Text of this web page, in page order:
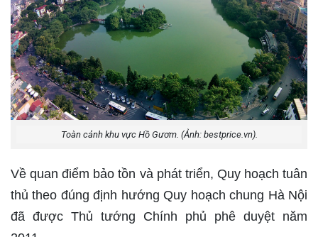
Toàn cảnh khu vực Hồ Gươm. (Ảnh: bestprice.vn).
Về quan điểm bảo tồn và phát triển, Quy hoạch tuân
thủ theo đúng định hướng Quy hoạch chung Hà Nội
đã được Thủ tướng Chính phủ phê duyệt năm